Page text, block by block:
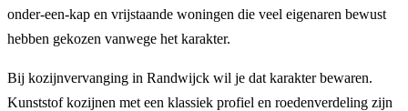
onder-een-kap en vrijstaande woningen die veel eigenaren bewust
hebben gekozen vanwege het karakter.
Bij kozijnvervanging in Randwijck wil je dat karakter bewaren.
Kunststof kozijnen met een klassiek profiel en roedenverdeling zijn